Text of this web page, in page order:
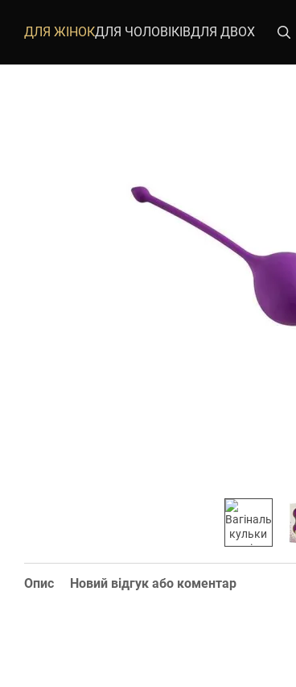
ДЛЯ ЖІНОКДЛЯ ЧОЛОВІКІВДЛЯ ДВОХ
Опис Новий відгук або коментар